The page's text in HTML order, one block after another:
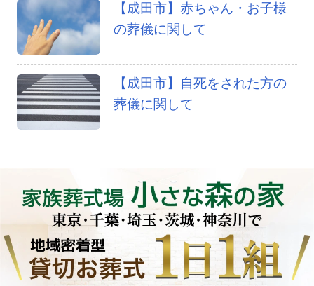
【成田市】赤ちゃん・お子様
の葬儀に関して
【成田市】自死をされた方の
葬儀に関して